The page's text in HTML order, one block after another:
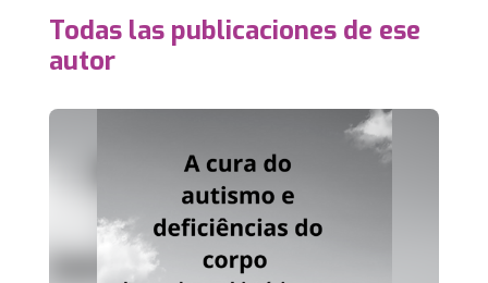
Todas las publicaciones de ese
autor